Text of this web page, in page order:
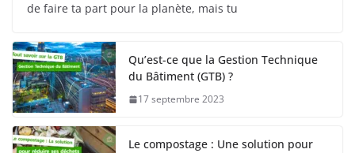
de faire ta part pour la planète, mais tu
Qu’est-ce que la Gestion Technique
du Bâtiment (GTB) ?
17 septembre 2023
Le compostage : Une solution pour